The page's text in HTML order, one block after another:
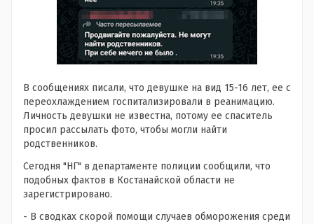
В сообщениях писали, что девушке на вид 15-16 лет, ее с
переохлаждением госпитализировали в реанимацию.
Личность девушки не известна, потому ее спаситель
просил рассылать фото, чтобы могли найти
родственников.
Сегодня "НГ" в департаменте полиции сообщили, что
подобных фактов в Костанайской области не
зарегистрировано.
- В сводках скорой помощи случаев обморожения среди